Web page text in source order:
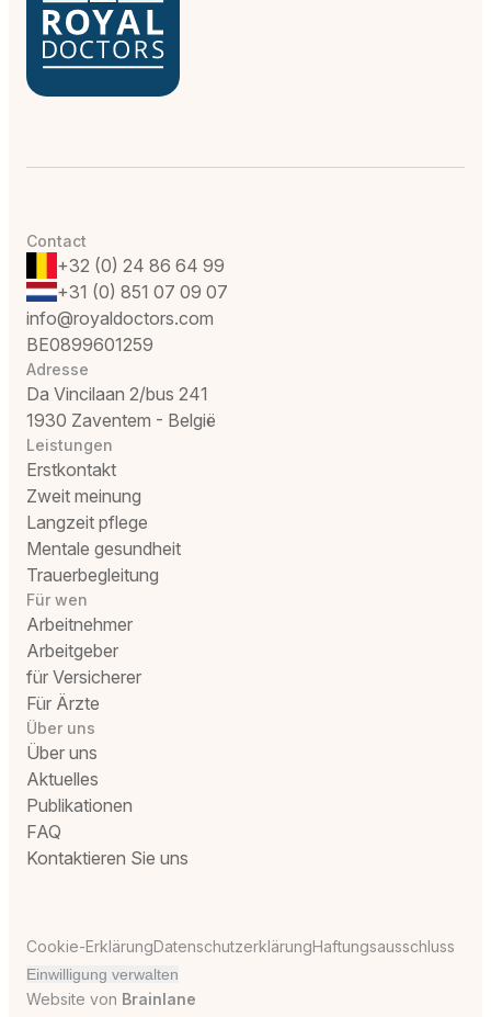
Contact
+32 (0) 24 86 64 99
+31 (0) 851 07 09 07
info@royaldoctors.com
BE0899601259
Adresse
Da Vincilaan 2/bus 241
1930 Zaventem - België
Leistungen
Erstkontakt
Zweit meinung
Langzeit pflege
Mentale gesundheit
Trauerbegleitung
Für wen
Arbeitnehmer
Arbeitgeber
für Versicherer
Für Ärzte
Über uns
Über uns
Aktuelles
Publikationen
FAQ
Kontaktieren Sie uns
Cookie-ErklärungDatenschutzerklärungHaftungsausschluss
Einwilligung verwalten
Website von Brainlane